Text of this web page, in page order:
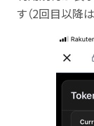
す（2回目以降